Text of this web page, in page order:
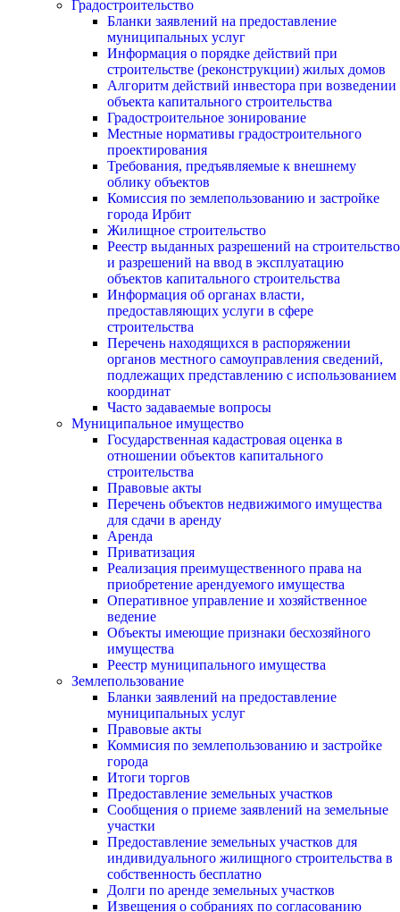
Градостроительство
Бланки заявлений на предоставление
муниципальных услуг
Информация о порядке действий при
строительстве (реконструкции) жилых домов
Алгоритм действий инвестора при возведении
объекта капитального строительства
Градостроительное зонирование
Местные нормативы градостроительного
проектирования
Требования, предъявляемые к внешнему
облику объектов
Комиссия по землепользованию и застройке
города Ирбит
Жилищное строительство
Реестр выданных разрешений на строительство
и разрешений на ввод в эксплуатацию
объектов капитального строительства
Информация об органах власти,
предоставляющих услуги в сфере
строительства
Перечень находящихся в распоряжении
органов местного самоуправления сведений,
подлежащих представлению с использованием
координат
Часто задаваемые вопросы
Муниципальное имущество
Государственная кадастровая оценка в
отношении объектов капитального
строительства
Правовые акты
Перечень объектов недвижимого имущества
для сдачи в аренду
Аренда
Приватизация
Реализация преимущественного права на
приобретение арендуемого имущества
Оперативное управление и хозяйственное
ведение
Объекты имеющие признаки бесхозяйного
имущества
Реестр муниципального имущества
Землепользование
Бланки заявлений на предоставление
муниципальных услуг
Правовые акты
Коммисия по землепользованию и застройке
города
Итоги торгов
Предоставление земельных участков
Сообщения о приеме заявлений на земельные
участки
Предоставление земельных участков для
индивидуального жилищного строительства в
собственность бесплатно
Долги по аренде земельных участков
Извещения о собраниях по согласованию